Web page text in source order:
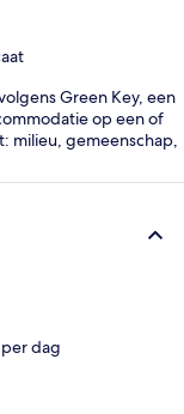
Green Key, een
op een of
milieu, gemeenschap,
dag